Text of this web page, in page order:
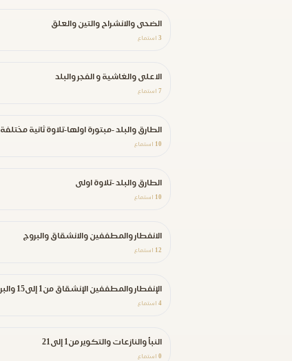
الضحى والانشراح والتين والعلق
3 استماع
الاعلى والغاشية و الفجر والبلد
7 استماع
الطارق والبلد -مبتورة اولها-تلاوة ثانية مختلفة
10 استماع
الطارق والبلد -تلاوة اولى
10 استماع
الانفطار والمطففين والانشقاق والبروج
12 استماع
الإنفطار والمطففين الإنشقاق من1 إلى15 والبروج كاملة
4 استماع
النبأ والنازعات والتكوير من1 إلى21
0 استماع